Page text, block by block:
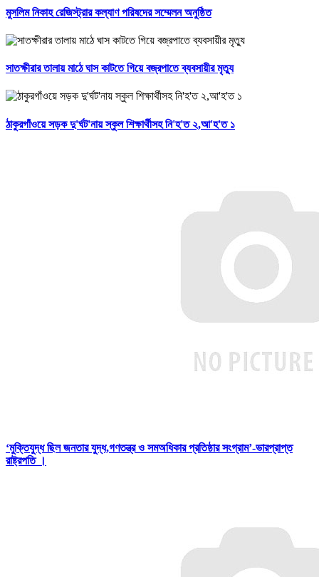
মুসলিম নিকাহ রেজিস্ট্রার কল্যাণ পরিষদের সম্মেলন অনুষ্ঠিত
সাতক্ষীরার তালায় মাঠে ঘাস কাটতে গিয়ে বজ্রপাতে ব্যবসায়ীর মৃত্যু
ঠাকুরগাঁওয়ে সড়ক দু'র্ঘট'নায় স্কুল শিক্ষার্থীসহ নি'হ'ত ২,আ'হ'ত ১
‘মুক্তিযুদ্ধ ছিল জনতার যুদ্ধ,গণতন্ত্র ও সমঅধিকার প্রতিষ্ঠার সংগ্রাম’-ভারপ্রাপ্ত
রাষ্ট্রপতি ।